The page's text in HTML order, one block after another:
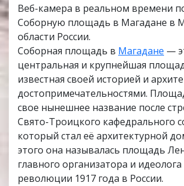
Веб-камера в реальном времени
Соборную площадь в Магадане в
области России.
Соборная площадь в Магадане —
центральная и крупнейшая
известная своей историей и
достопримечательностями.
свое нынешнее название после
Свято-Троицкого кафедрального
который стал её архитектурной
этого она называлась площадь
главного организатора и
революции 1917 года в России.